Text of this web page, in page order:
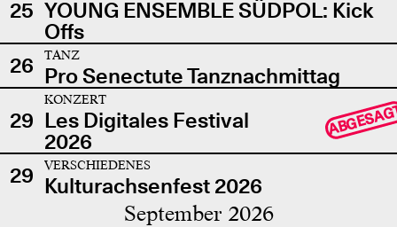
25 YOUNG ENSEMBLE SÜDPOL: Kick
Offs
26
TANZ
Pro Senectute Tanznachmittag
29
KONZERT
Les Digitales Festival
2026
29 VERSCHIEDENES
Kulturachsenfest 2026
September 2026